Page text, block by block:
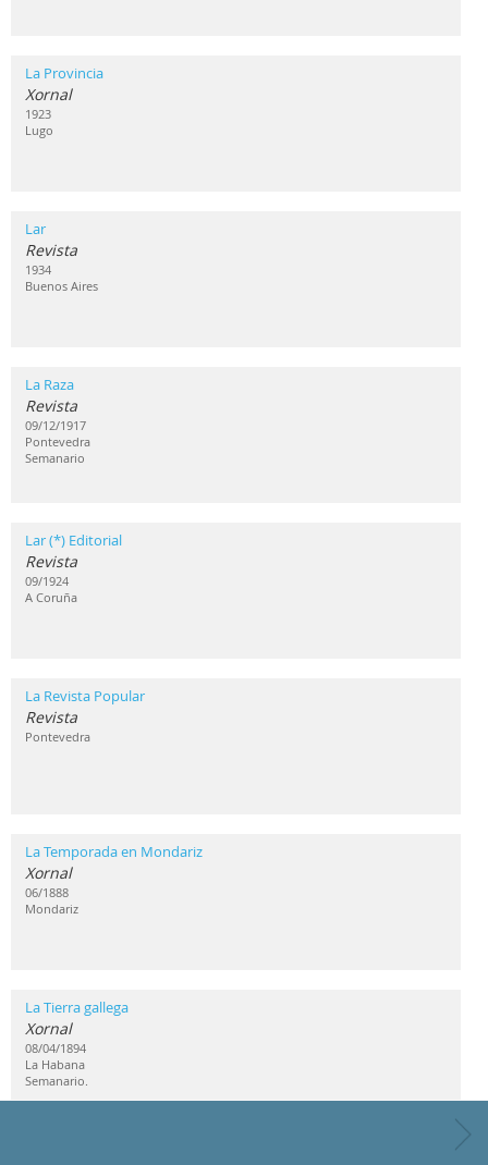
La Provincia
Xornal
1923
Lugo
Lar
Revista
1934
Buenos Aires
La Raza
Revista
09/12/1917
Pontevedra
Semanario
Lar (*) Editorial
Revista
09/1924
A Coruña
La Revista Popular
Revista
Pontevedra
La Temporada en Mondariz
Xornal
06/1888
Mondariz
La Tierra gallega
Xornal
08/04/1894
La Habana
Semanario.